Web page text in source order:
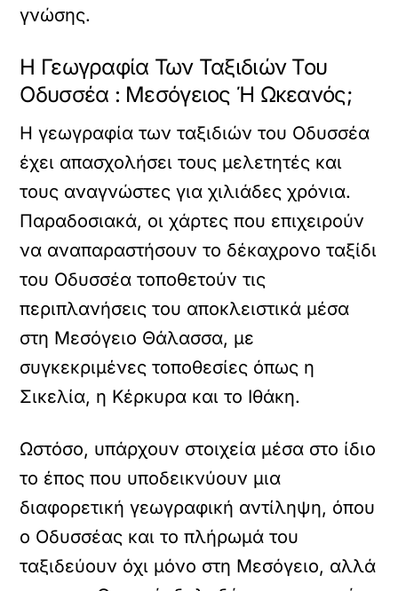
γνώσης.
Η Γεωγραφία Των Ταξιδιών Του
Οδυσσέα : Μεσόγειος Ή Ωκεανός;
Η γεωγραφία των ταξιδιών του Οδυσσέα
έχει απασχολήσει τους μελετητές και
τους αναγνώστες για χιλιάδες χρόνια.
Παραδοσιακά, οι χάρτες που επιχειρούν
να αναπαραστήσουν το δέκαχρονο ταξίδι
του Οδυσσέα τοποθετούν τις
περιπλανήσεις του αποκλειστικά μέσα
στη Μεσόγειο Θάλασσα, με
συγκεκριμένες τοποθεσίες όπως η
Σικελία, η Κέρκυρα και το Ιθάκη.
Ωστόσο, υπάρχουν στοιχεία μέσα στο ίδιο
το έπος που υποδεικνύουν μια
διαφορετική γεωγραφική αντίληψη, όπου
ο Οδυσσέας και το πλήρωμά του
ταξιδεύουν όχι μόνο στη Μεσόγειο, αλλά